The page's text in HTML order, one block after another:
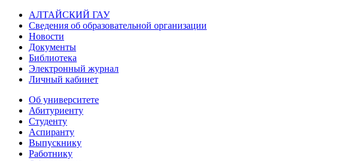
АЛТАЙСКИЙ ГАУ
Сведения об образовательной организации
Новости
Документы
Библиотека
Электронный журнал
Личный кабинет
Об университете
Абитуриенту
Студенту
Аспиранту
Выпускнику
Работнику